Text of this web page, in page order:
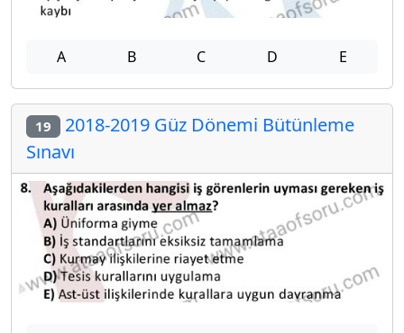
A B C D E
19 2018-2019 Güz Dönemi Bütünleme
Sınavı